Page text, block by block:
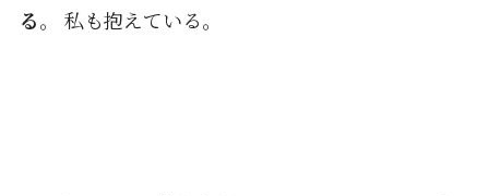
る。 私も抱えている。